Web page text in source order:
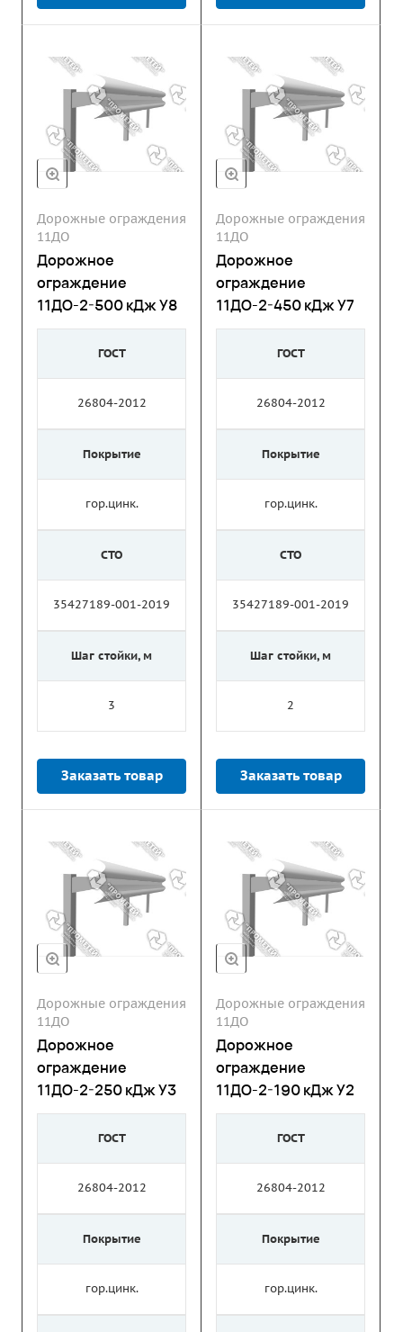
Дорожные ограждения
11ДО
Дорожное
ограждение
11ДО-2-500 кДж У8
ГОСТ
26804-2012
Покрытие
гор.цинк.
СТО
35427189-001-2019
Шаг стойки, м
3
Заказать товар
Дорожные ограждения
11ДО
Дорожное
ограждение
11ДО-2-450 кДж У7
ГОСТ
26804-2012
Покрытие
гор.цинк.
СТО
35427189-001-2019
Шаг стойки, м
2
Заказать товар
Дорожные ограждения
11ДО
Дорожное
ограждение
11ДО-2-250 кДж У3
ГОСТ
26804-2012
Покрытие
гор.цинк.
Дорожные ограждения
11ДО
Дорожное
ограждение
11ДО-2-190 кДж У2
ГОСТ
26804-2012
Покрытие
гор.цинк.